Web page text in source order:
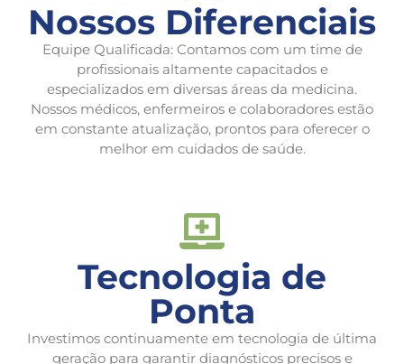
Nossos Diferenciais
Equipe Qualificada: Contamos com um time de
profissionais altamente capacitados e
especializados em diversas áreas da medicina.
Nossos médicos, enfermeiros e colaboradores estão
em constante atualização, prontos para oferecer o
melhor em cuidados de saúde.
Tecnologia de
Ponta
Investimos continuamente em tecnologia de última
geração para garantir diagnósticos precisos e